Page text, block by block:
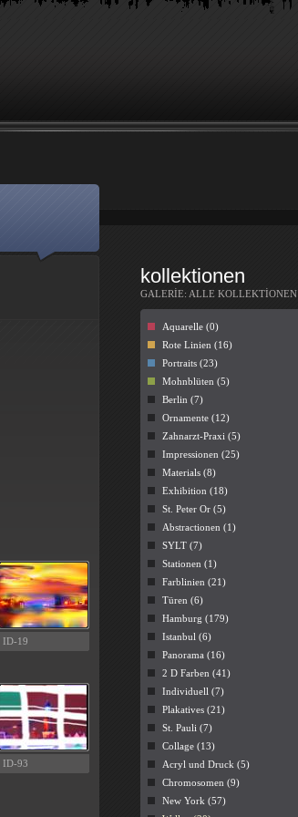
ID-19
ID-93
kollektionen
GALERİE: ALLE KOLLEKTİONEN
Aquarelle (0)
Rote Linien (16)
Portraits (23)
Mohnblüten (5)
Berlin (7)
Ornamente (12)
Zahnarzt-Praxi (5)
Impressionen (25)
Materials (8)
Exhibition (18)
St. Peter Or (5)
Abstractionen (1)
SYLT (7)
Stationen (1)
Farblinien (21)
Türen (6)
Hamburg (179)
Istanbul (6)
Panorama (16)
2 D Farben (41)
Individuell (7)
Plakatives (21)
St. Pauli (7)
Collage (13)
Acryl und Druck (5)
Chromosomen (9)
New York (57)